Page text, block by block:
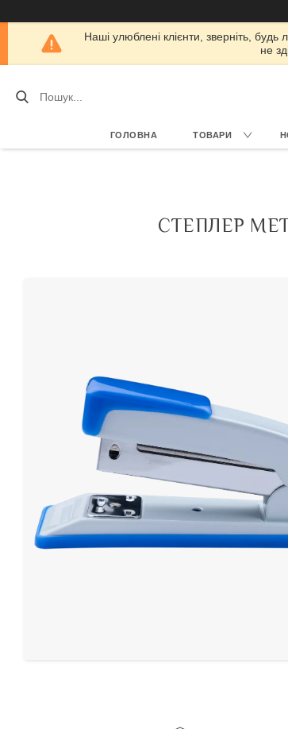
Наші улюблені клієнти, зверніть,
не
ГОЛОВНА ТОВАРИ
СТЕПЛЕР